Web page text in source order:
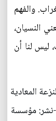
والفهم
النسيان،
ليس لنا أن
المعادية
نشر: مؤسسة